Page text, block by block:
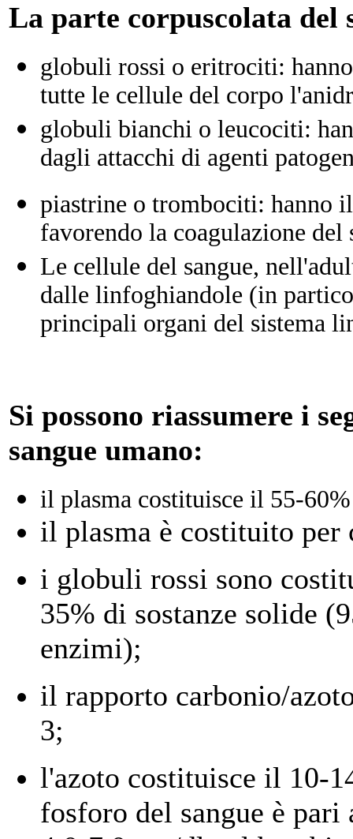
La parte corpuscolata del
globuli rossi o eritrociti:
tutte le cellule del corpo
globuli bianchi o leucociti:
dagli attacchi di agenti
piastrine o trombociti: hanno
favorendo la coagulazione del
Le cellule del sangue,
dalle linfoghiandole (in
principali organi del sistema
Si possono riassumere i
sangue umano:
il plasma costituisce il 55-
il plasma è costituito per
i globuli rossi sono
35% di sostanze solide
enzimi);
il rapporto carbonio/
3;
l'azoto costituisce il 10-
fosforo del sangue è